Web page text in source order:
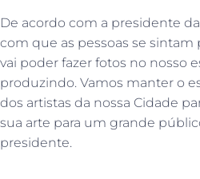
De acordo com a presidente
com que as pessoas se
vai poder fazer fotos no nosso
produzindo. Vamos manter o
dos artistas da nossa Cidade
sua arte para um grande
presidente.